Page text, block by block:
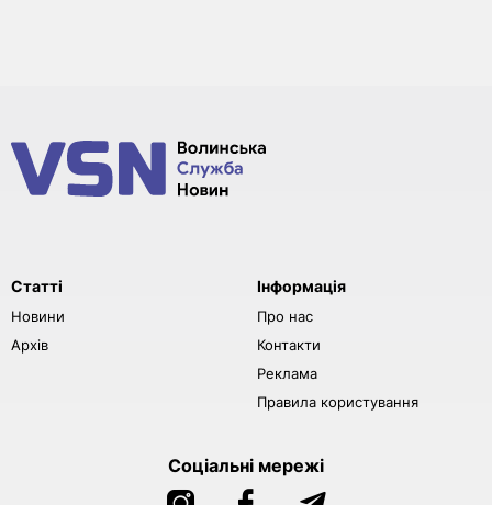
Статті
Новини
Архів
Інформація
Про нас
Контакти
Реклама
Правила користування
Соціальні мережі